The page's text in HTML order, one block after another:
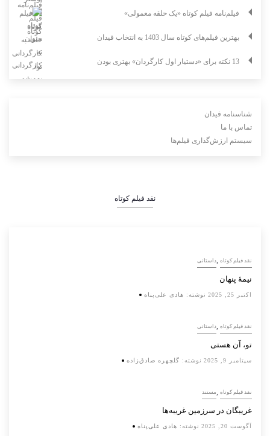
فیلم‌نامه فیلم کوتاه «یک حلقه معمولی»
بهترین فیلم‌های کوتاه سال 1403 به انتخاب فیدان
13 نکته برای «دستیار اول کارگردان» بهتری بودن
شناسنامه فیدان
تماس با ما
سیستم ارزش‌گذاری فیلم‌ها
نقد فیلم کوتاه
داستانی, نقد فیلم کوتاه
نیمۀ پنهان
نوشته: هادی علی‌پناه اکتبر 25, 2025
داستانی, نقد فیلم کوتاه
تو، آن هستی
نوشته: گلچهره صادق‌زاده سپتامبر 9, 2025
مستند, نقد فیلم کوتاه
غریبگان در سرزمین غریبه‌ها
نوشته: هادی علی‌پناه آگوست 20, 2025